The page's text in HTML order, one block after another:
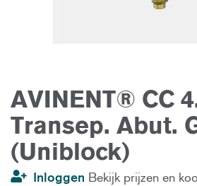
AVINENT® CC
Transep. Abut.
(Uniblock)
Inloggen Bekijk prijzen en
Ga
naar
begin
van
de
afbeeldingen-
gallerij